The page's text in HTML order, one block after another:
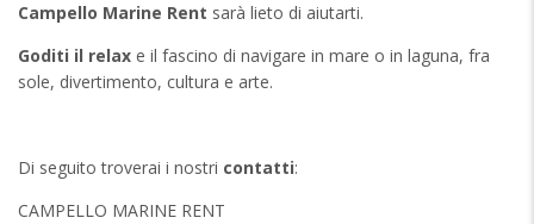
Campello Marine Rent sarà lieto di aiutarti.
Goditi il relax e il fascino di navigare in mare o in laguna, fra
sole, divertimento, cultura e arte.
Di seguito troverai i nostri contatti:
CAMPELLO MARINE RENT